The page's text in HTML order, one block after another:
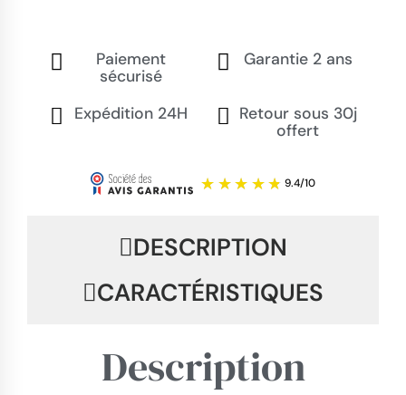
Paiement
sécurisé
Garantie 2 ans
Expédition 24H
Retour sous 30j
offert
DESCRIPTION
CARACTÉRISTIQUES
Description